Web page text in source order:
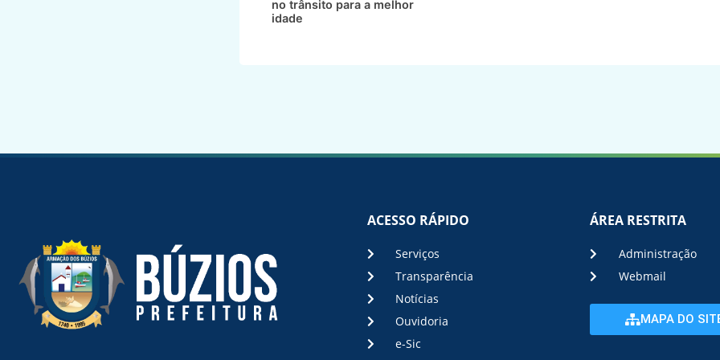
no trânsito para a melhor
idade
ACESSO RÁPIDO
Serviços
Transparência
Notícias
Ouvidoria
e-Sic
ÁREA RESTRITA
Administração
Webmail
MAPA DO